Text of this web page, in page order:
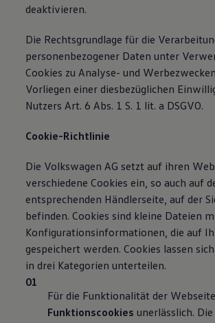
deaktivieren.
Die Rechtsgrundlage für die
personenbezogener Daten unter
Cookies zu Analyse- und
Vorliegen einer diesbezüglichen
Nutzers Art. 6 Abs. 1 S. 1 lit. a DSGVO.
Cookie-Richtlinie
Die Volkswagen AG setzt auf ihren
verschiedene Cookies ein, so auch auf
entsprechenden Händlerseite, auf der
befinden. Cookies sind kleine Dateien
Konfigurationsinformationen, die auf
gespeichert werden. Cookies lassen
in drei Kategorien unterteilen.
Für die Funktionalität der
Funktionscookies unerlässlich.